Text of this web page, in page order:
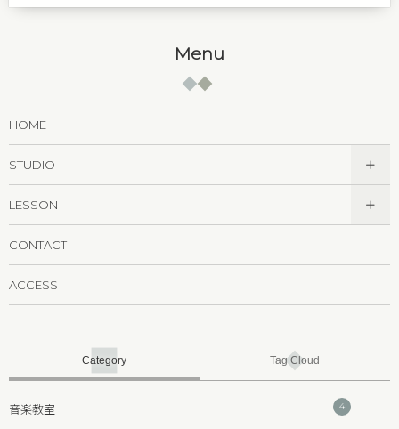
Menu
HOME
STUDIO
LESSON
CONTACT
ACCESS
Category Tag Cloud
音楽教室 4